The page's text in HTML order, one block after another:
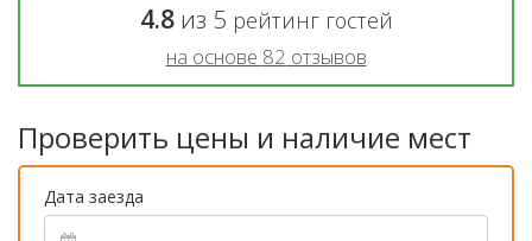
4.8из 5 рейтинг гостей
на основе 82 отзывов
Проверить цены и наличие мест
Дата заезда